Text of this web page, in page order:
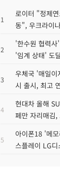
1
로이터 "정제
동", 우크라이
2
'한수원 협력사
'임계 상태' 도
3
우체국 '매일
시 출시, 최고
4
현대차 올해
페만 자리매김,
5
아이폰18 '메
스플레이 LG